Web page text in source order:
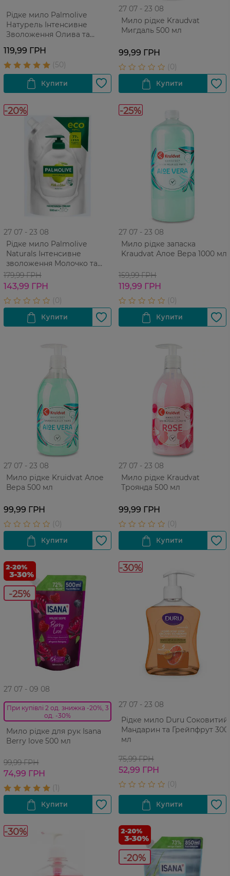
Рідке мило Palmolive
Натурель Інтенсивне
Зволоження Олива та
мл
119,99 ГРН
27 07 - 23 08
Мило рідке Kraudvat
Мигдаль 500 мл
99,99 ГРН
-20%
27 07 - 23 08
Рідке мило Palmolive
Naturals Інтенсивне
зволоження Молочко та
оливка 500 мл
179,99 ГРН
143,99 ГРН
-25%
27 07 - 23 08
Мило рідке запаска
Kraudvat Алое Вера 1000 мл
159,99 ГРН
119,99 ГРН
27 07 - 23 08
Мило рідке Kruidvat Алое
Вера 500 мл
99,99 ГРН
27 07 - 23 08
Мило рідке Kraudvat
Троянда 500 мл
99,99 ГРН
-25%
27 07 - 09 08
При купівлі 2 од. знижка -20%, 3
од. -30%
Мило рідке для рук Isana
Berry love 500 мл
99,99 ГРН
74,99 ГРН
-30%
27 07 - 23 08
Рідке мило Duru Cоковитий
Мандарин та Грейпфрут 300
мл
75,99 ГРН
52,99 ГРН
-30%
-20%